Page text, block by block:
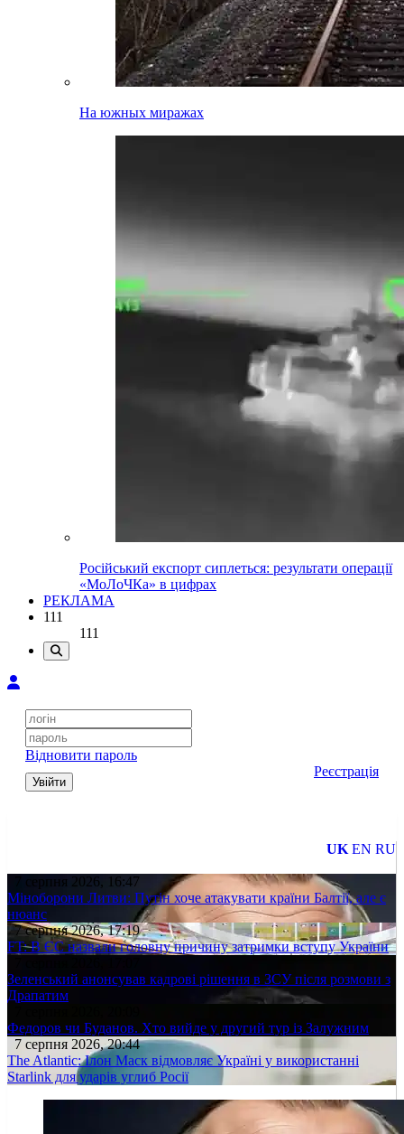
На южных миражах
Російський експорт сиплеться: результати операції
«МоЛоЧКа» в цифрах
РЕКЛАМА
111
111
Відновити пароль
Увійти
Реєстрація
UK EN RU
7 серпня 2026, 16:47
Міноборони Литви: Путін хоче атакувати країни Балтії, але є
нюанс
7 серпня 2026, 17:19
FT: В ЄС назвали головну причину затримки вступу України
Зеленський анонсував кадрові рішення в ЗСУ після розмови з
Драпатим
Федоров чи Буданов. Хто вийде у другий тур із Залужним
7 серпня 2026, 20:44
The Atlantic: Ілон Маск відмовляє Україні у використанні
Starlink для ударів углиб Росії